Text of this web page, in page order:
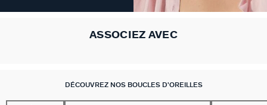
ASSOCIEZ AVEC
DÉCOUVREZ NOS BOUCLES D'OREILLES